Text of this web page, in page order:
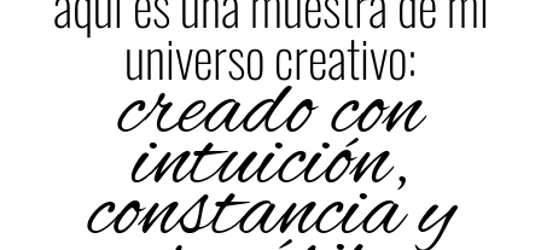
universo creativo:
creado con
intuición,
constancia y